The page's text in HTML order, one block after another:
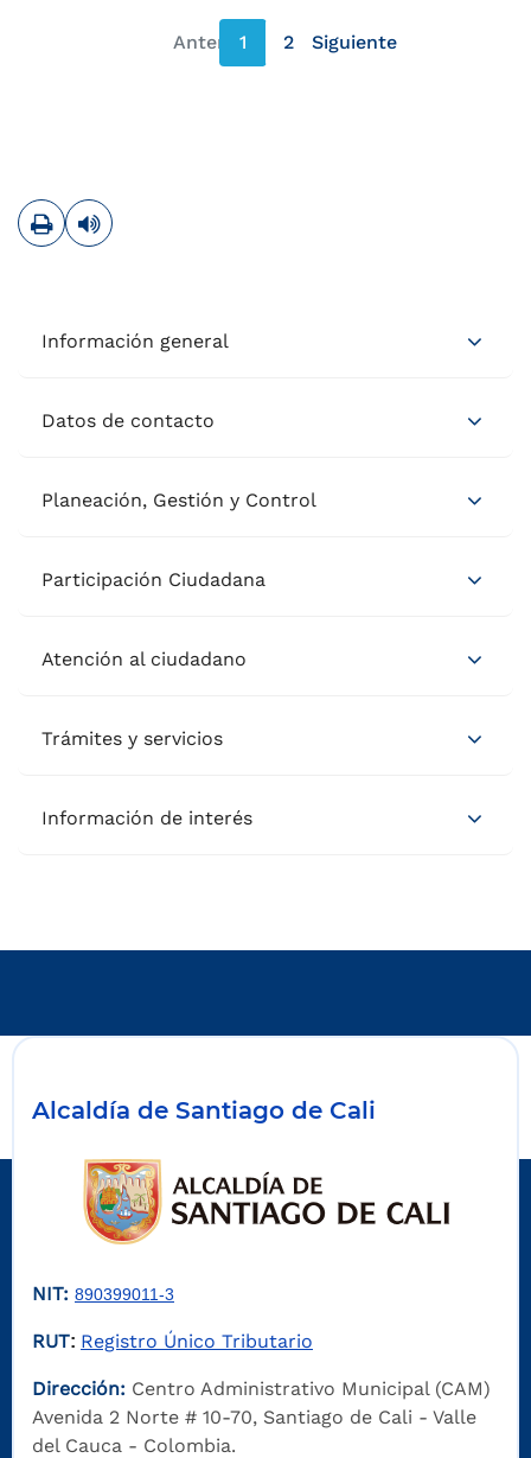
Anterior
1 2 Siguiente
ImprimirLeer contenido
Información general
Datos de contacto
Planeación, Gestión y Control
Participación Ciudadana
Atención al ciudadano
Trámites y servicios
Información de interés
Alcaldía de Santiago de Cali
NIT: 890399011-3
RUT: Registro Único Tributario
Dirección: Centro Administrativo Municipal (CAM)
Avenida 2 Norte # 10-70, Santiago de Cali - Valle
del Cauca - Colombia.